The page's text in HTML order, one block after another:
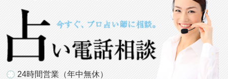
24時間営業（年中無休）